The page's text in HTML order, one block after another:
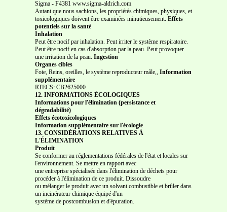
Sigma - F4381 www.sigma-aldrich.com
Autant que nous sachions, les propriétés chimiques, physiques, et
toxicologiques doivent être examinées minutieusement. Effets
potentiels sur la santé
Inhalation
Peut être nocif par inhalation. Peut irriter le système respiratoire.
Peut être nocif en cas d'absorption par la peau. Peut provoquer
une irritation de la peau. Ingestion
Organes cibles
Foie, Reins, oreilles, le système reproducteur mâle,, Information
supplémentaire
RTECS: CB2625000
12. INFORMATIONS ÉCOLOGIQUES
Informations pour l'élimination (persistance et
dégradabilité)
Effets écotoxicologiques
Information supplémentaire sur l'écologie
13. CONSIDÉRATIONS RELATIVES À
L'ÉLIMINATION
Produit
Se conformer au réglementations fédérales de l'état et locales sur
l'environnement. Se mettre en rapport avec
une entreprise spécialisée dans l'élimination de déchets pour
procéder à l'élimination de ce produit. Dissoudre
ou mélanger le produit avec un solvant combustible et brûler dans
un incinérateur chimique équipé d'un
système de postcombusion et d'épuration.